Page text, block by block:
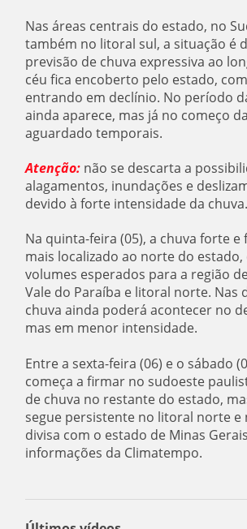
Nas áreas centrais do estado, no
também no litoral sul, a situação é
previsão de chuva expressiva ao
céu fica encoberto pelo estado,
entrando em declínio. No período
ainda aparece, mas já no começo
aguardado temporais.
Atenção: não se descarta a
alagamentos, inundações e
devido à forte intensidade da chuva.
Na quinta-feira (05), a chuva forte e
mais localizado ao norte do
volumes esperados para a região
Vale do Paraíba e litoral norte. Nas
chuva ainda poderá acontecer no
mas em menor intensidade.
Entre a sexta-feira (06) e o sábado
começa a firmar no sudoeste
de chuva no restante do estado,
segue persistente no litoral norte e
divisa com o estado de Minas
informações da Climatempo.